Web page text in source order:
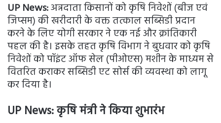
UP News:अन्नदाता किसानों को कृषि निवेशों (बीज एवं
जिप्सम) की खरीदारी के वक्त तत्काल सब्सिडी प्रदान
करने के लिए योगी सरकार ने एक नई और क्रांतिकारी
पहल की है। इसके तहत कृषि विभाग ने बुधवार को कृषि
निवेशों को पॉइंट ऑफ सेल (पीओएस) मशीन के माध्यम से
वितरित कराकर सब्सिडी एट सोर्स की व्यवस्था को लागू
कर दिया है।
UP News: कृषि मंत्री ने किया शुभारंभ